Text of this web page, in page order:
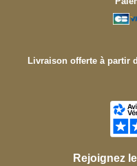
Livraison offerte à partir
Rejoignez